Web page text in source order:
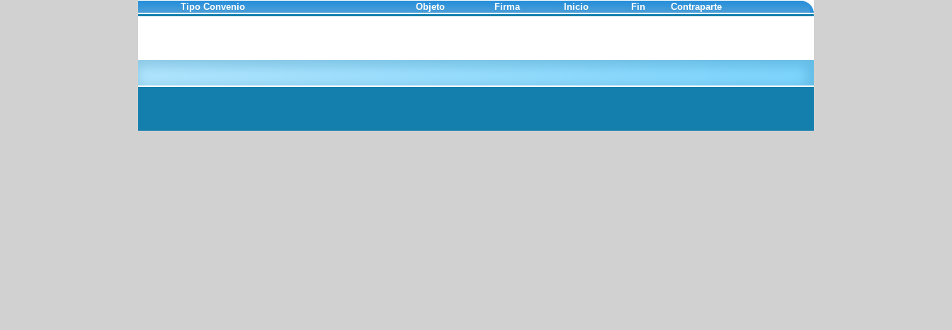
Tipo Convenio Objeto Firma Inicio Fin Contraparte